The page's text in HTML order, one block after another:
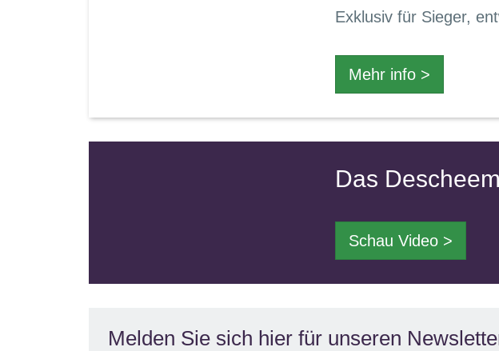
Exklusiv für Sieger,
Mehr info >
Das
Schau Video >
Melden Sie sich hier für unseren